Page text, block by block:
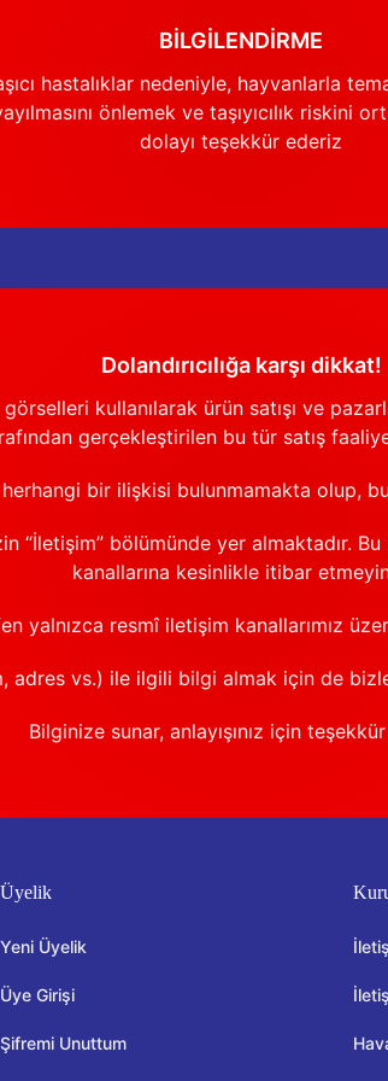
BİLGİLENDİRME
hastalıklar nedeniyle, hayvanlarla
önlemek ve taşıyıcılık riskini
dolayı teşekkür ederiz
Dolandırıcılığa karşı dikkat!
kullanılarak ürün satışı ve
gerçekleştirilen bu tür satış
herhangi bir ilişkisi bulunmamakta olup,
bölümünde yer almaktadır.
kanallarına kesinlikle itibar
yalnızca resmî iletişim kanallarımız
adres vs.) ile ilgili bilgi almak için de
Bilginize sunar, anlayışınız için
Üyelik
Yeni Üyelik
Üye Girişi
Şifremi Unuttum